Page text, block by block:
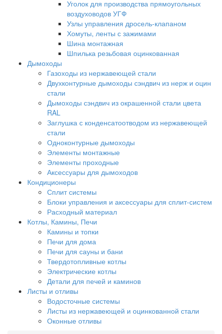
Уголок для производства прямоугольных
воздуховодов УГФ
Узлы управления дросель-клапаном
Хомуты, ленты с зажимами
Шина монтажная
Шпилька резьбовая оцинкованная
Дымоходы
Газоходы из нержавеющей стали
Двухконтурные дымоходы сэндвич из нерж и оцин
стали
Дымоходы сэндвич из окрашенной стали цвета
RAL
Заглушка с конденсатоотводом из нержавеющей
стали
Одноконтурные дымоходы
Элементы монтажные
Элементы проходные
Аксессуары для дымоходов
Кондиционеры
Сплит системы
Блоки управления и аксессуары для сплит-систем
Расходный материал
Котлы, Камины, Печи
Камины и топки
Печи для дома
Печи для сауны и бани
Твердотопливные котлы
Электрические котлы
Детали для печей и каминов
Листы и отливы
Водосточные системы
Листы из нержавеющей и оцинкованной стали
Оконные отливы